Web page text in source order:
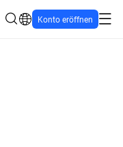
Konto eröffnen